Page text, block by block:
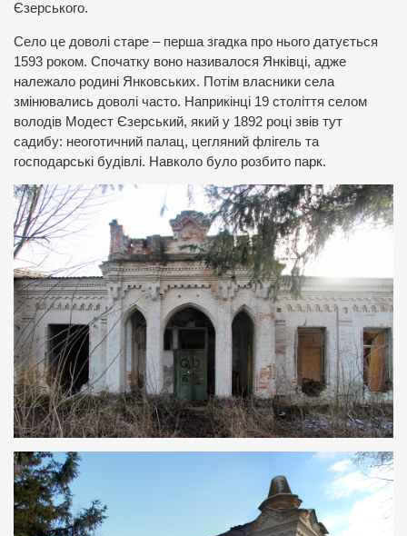
Єзерського.
Село це доволі старе – перша згадка про нього датується
1593 роком. Спочатку воно називалося Янківці, адже
належало родині Янковських. Потім власники села
змінювались доволі часто. Наприкінці 19 століття селом
володів Модест Єзерський, який у 1892 році звів тут
садибу: неоготичний палац, цегляний флігель та
господарські будівлі. Навколо було розбито парк.